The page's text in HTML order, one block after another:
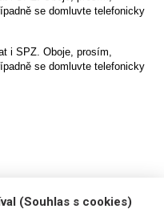
(Souhlas s cookies)